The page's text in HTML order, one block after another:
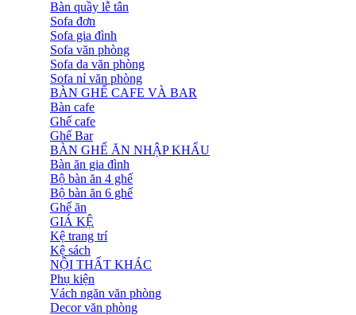
Bàn quầy lễ tân
Sofa đơn
Sofa gia đình
Sofa văn phòng
Sofa da văn phòng
Sofa nỉ văn phòng
BÀN GHẾ CAFE VÀ BAR
Bàn cafe
Ghế cafe
Ghế Bar
BÀN GHẾ ĂN NHẬP KHẨU
Bàn ăn gia đình
Bộ bàn ăn 4 ghế
Bộ bàn ăn 6 ghế
Ghế ăn
GIÁ KỆ
Kệ trang trí
Kệ sách
NỘI THẤT KHÁC
Phụ kiện
Vách ngăn văn phòng
Decor văn phòng